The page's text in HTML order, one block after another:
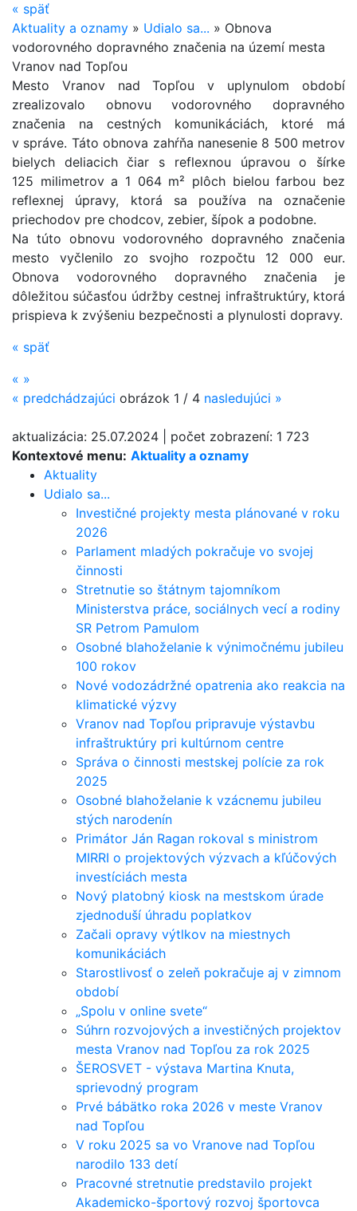
Kontextové menu: Aktuality a oznamy
Aktuality
Udialo sa...
Investičné projekty mesta plánované v roku
2026
Parlament mladých pokračuje vo svojej
činnosti
Stretnutie so štátnym tajomníkom
Ministerstva práce, sociálnych vecí a rodiny
SR Petrom Pamulom
Osobné blahoželanie k výnimočnému jubileu
100 rokov
Nové vodozádržné opatrenia ako reakcia na
klimatické výzvy
Vranov nad Topľou pripravuje výstavbu
infraštruktúry pri kultúrnom centre
Správa o činnosti mestskej polície za rok
2025
Osobné blahoželanie k vzácnemu jubileu
stých narodenín
Primátor Ján Ragan rokoval s ministrom
MIRRI o projektových výzvach a kľúčových
investíciách mesta
Nový platobný kiosk na mestskom úrade
zjednoduší úhradu poplatkov
Začali opravy výtlkov na miestnych
komunikáciách
Starostlivosť o zeleň pokračuje aj v zimnom
období
„Spolu v online svete“
Súhrn rozvojových a investičných projektov
mesta Vranov nad Topľou za rok 2025
ŠEROSVET - výstava Martina Knuta,
sprievodný program
Prvé bábätko roka 2026 v meste Vranov
nad Topľou
V roku 2025 sa vo Vranove nad Topľou
narodilo 133 detí
Pracovné stretnutie predstavilo projekt
Akademicko-športový rozvoj športovca
« späť
Aktuality a oznamy » Udialo sa... » Obnova
vodorovného dopravného značenia na území mesta
Vranov nad Topľou
Mesto Vranov nad Topľou v uplynulom období
zrealizovalo obnovu vodorovného dopravného
značenia na cestných komunikáciách, ktoré má
v správe. Táto obnova zahŕňa nanesenie 8 500 metrov
bielych deliacich čiar s reflexnou úpravou o šírke
125 milimetrov a 1 064 m² plôch bielou farbou bez
reflexnej úpravy, ktorá sa používa na označenie
priechodov pre chodcov, zebier, šípok a podobne.
Na túto obnovu vodorovného dopravného značenia
mesto vyčlenilo zo svojho rozpočtu 12 000 eur.
Obnova vodorovného dopravného značenia je
dôležitou súčasťou údržby cestnej infraštruktúry, ktorá
prispieva k zvýšeniu bezpečnosti a plynulosti dopravy.
« späť
« »
« predchádzajúci obrázok 1 / 4 nasledujúci »
aktualizácia: 25.07.2024 počet zobrazení: 1 723